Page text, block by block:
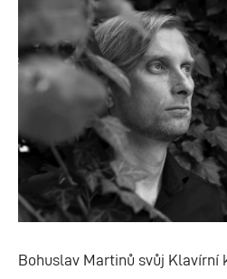
Bohuslav Martinů svůj Klavírní